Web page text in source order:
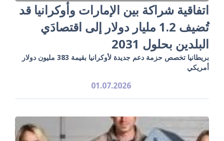
اتفاقية شراكة بين الإمارات وأوكرانيا قد
تُضيف 1.2 مليار دولار إلى اقتصادَي
البلدين بحلول 2031
بريطانيا تخصص حزمة دعم جديدة لأوكرانيا بقيمة 383 مليون دولار
أمريكي
01.07.2026